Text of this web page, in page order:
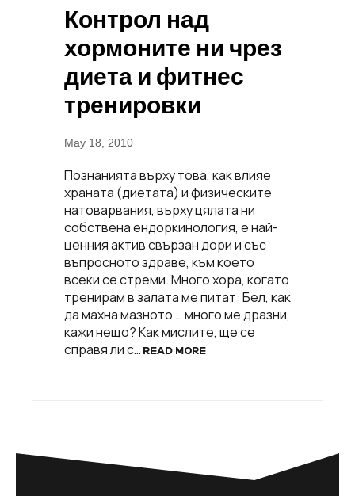
Контрол над
хормоните ни чрез
диета и фитнес
тренировки
May 18, 2010
Познанията върху това, как влияе
храната (диетата) и физическите
натоварвания, върху цялата ни
собствена ендоркинология, е най-
ценния актив свързан дори и със
въпросното здраве, към което
всеки се стреми. Много хора, когато
тренирам в залата ме питат: Бел, как
да махна мазното … много ме дразни,
кажи нещо? Как мислите, ще се
справя ли с… READ MORE